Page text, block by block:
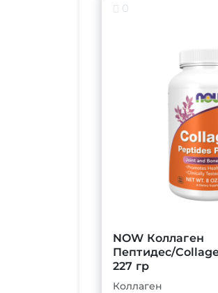
0
NOW Коллаген
Пептидес/
227 гр
Коллаген